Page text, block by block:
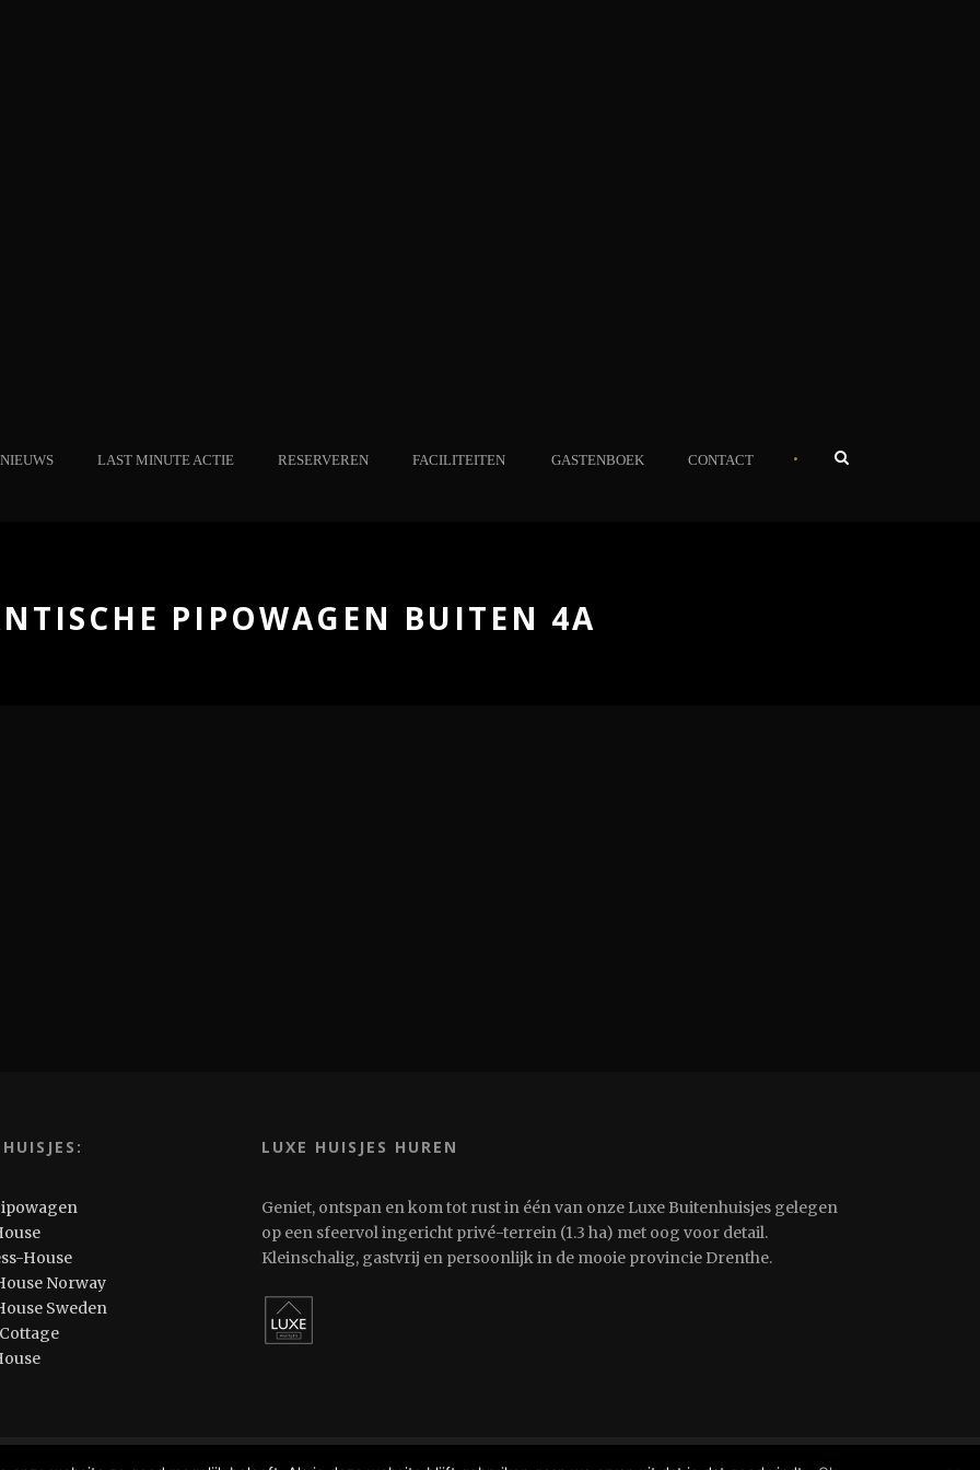
NIEUWS LAST MINUTE ACTIE RESERVEREN FACILITEITEN GASTENBOEK CONTACT •
PIPOWAGEN BUITEN 4A
House
Norway
Sweden
LUXE HUISJES HUREN
Geniet, ontspan en kom tot rust in één van onze Luxe Buitenhuisjes gelegen
op een sfeervol ingericht privé-terrein (1.3 ha) met oog voor detail.
Kleinschalig, gastvrij en persoonlijk in de mooie provincie Drenthe.